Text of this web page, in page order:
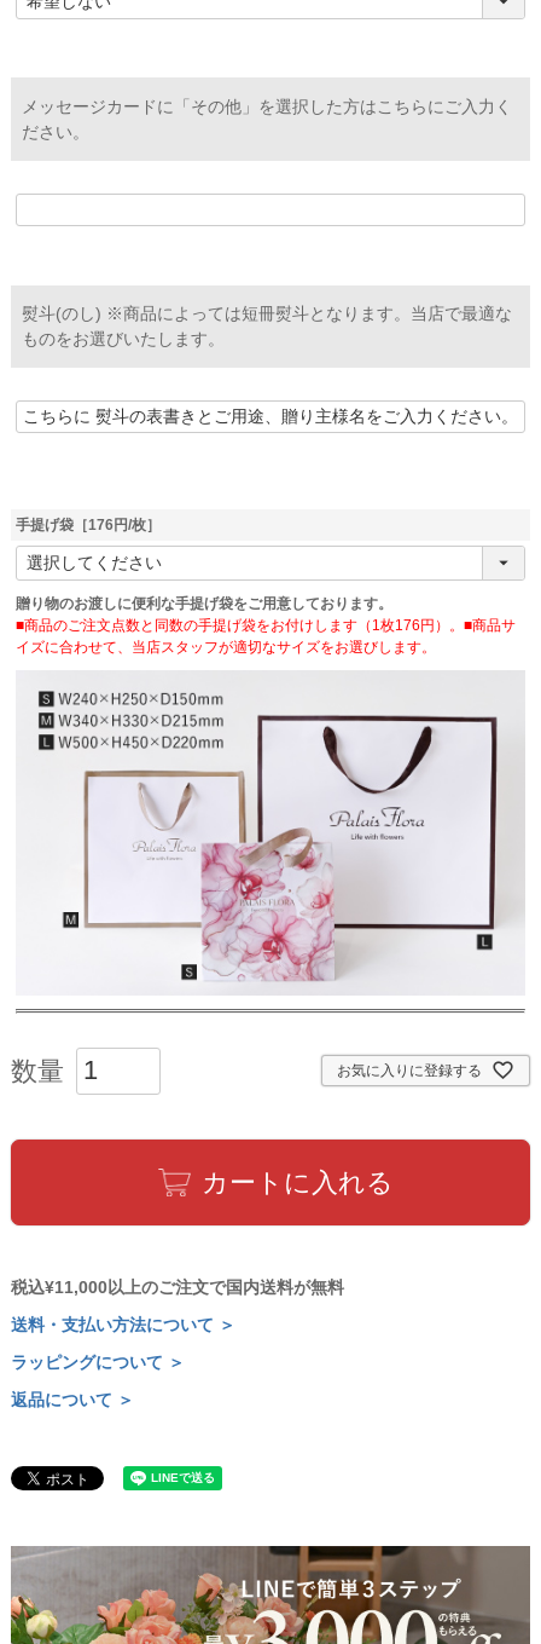
メッセージカードに「その他」を選択した方はこちらにご入力く
ださい。
熨斗(のし) ※商品によっては短冊熨斗となります。当店で最適な
ものをお選びいたします。
手提げ袋［176円/枚］
贈り物のお渡しに便利な手提げ袋をご用意しております。
■商品のご注文点数と同数の手提げ袋をお付けします（1枚176円）。■商品サ
イズに合わせて、当店スタッフが適切なサイズをお選びします。
お気に入りに登録する
カートに入れる
税込¥11,000以上のご注文で国内送料が無料
送料・支払い方法について ＞
ラッピングについて ＞
返品について ＞